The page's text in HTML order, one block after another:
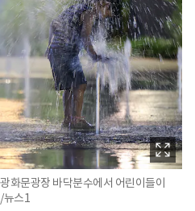
화문광장 바닥분수에서 어린이들이
뉴스1